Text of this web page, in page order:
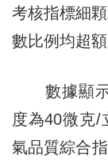
考核指標細
數比例均超
數據顯示
度為40微克/
氣品質綜合